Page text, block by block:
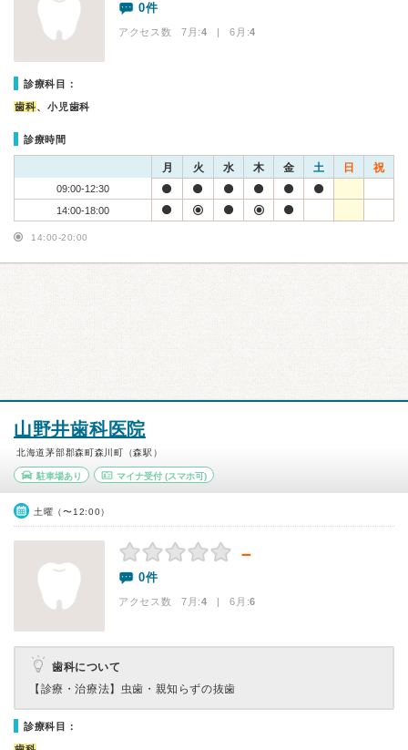
0件
アクセス数 7月:4 | 6月:4
診療科目：
歯科、小児歯科
診療時間
月 火 水 木 金 土 日 祝
09:00-12:30
14:00-18:00
14:00-20:00
山野井歯科医院
北海道茅部郡森町森川町（森駅）
駐車場あり マイナ受付(スマホ可)
土曜（〜12:00）
－
0件
アクセス数 7月:4 | 6月:6
歯科について
【診療・治療法】 虫歯・親知らずの抜歯
診療科目：